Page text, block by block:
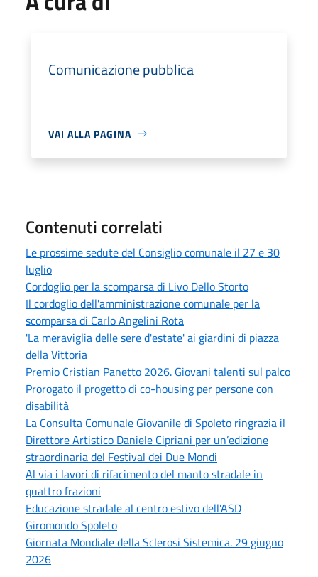
Comunicazione pubblica
VAI ALLA PAGINA
Contenuti correlati
Le prossime sedute del Consiglio comunale il 27 e 30
luglio
Cordoglio per la scomparsa di Livo Dello Storto
Il cordoglio dell'amministrazione comunale per la
scomparsa di Carlo Angelini Rota
'La meraviglia delle sere d'estate' ai giardini di piazza
della Vittoria
Premio Cristian Panetto 2026. Giovani talenti sul palco
Prorogato il progetto di co-housing per persone con
disabilità
La Consulta Comunale Giovanile di Spoleto ringrazia il
Direttore Artistico Daniele Cipriani per un’edizione
straordinaria del Festival dei Due Mondi
Al via i lavori di rifacimento del manto stradale in
quattro frazioni
Educazione stradale al centro estivo dell'ASD
Giromondo Spoleto
Giornata Mondiale della Sclerosi Sistemica. 29 giugno
2026